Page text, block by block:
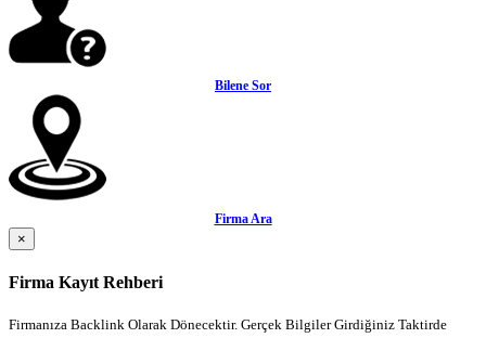
Bilene Sor
Firma Ara
×
Firma Kayıt Rehberi
Firmanıza Backlink Olarak Dönecektir. Gerçek Bilgiler Girdiğiniz Taktirde